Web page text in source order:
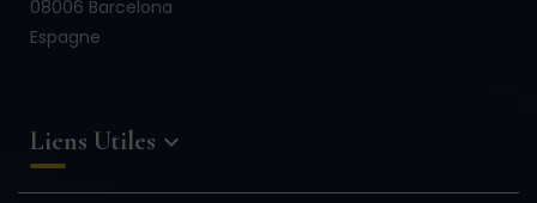
08006 Barcelona
Espagne
Liens Utiles 